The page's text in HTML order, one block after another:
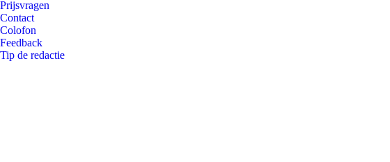
Prijsvragen
Contact
Colofon
Feedback
Tip de redactie